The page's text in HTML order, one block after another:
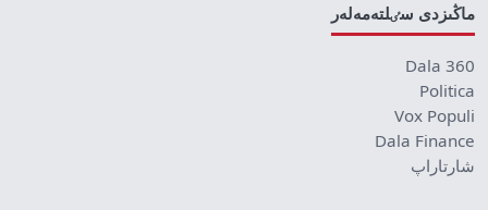
ماڭىزدى سٸلتەمەلەر
Dala 360
Politica
Vox Populi
Dala Finance
شارتاراپ